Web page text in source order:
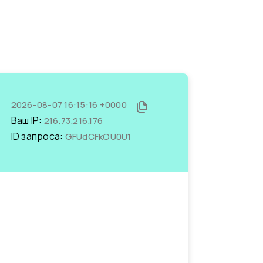
2026-08-07 16:15:16 +0000
Ваш IP: 216.73.216.176
ID запроса: GFUdCFkOU0U1